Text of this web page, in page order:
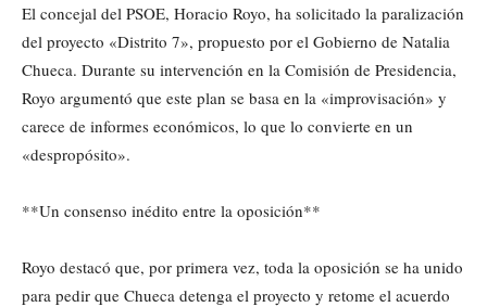
El concejal del PSOE, Horacio Royo, ha solicitado la paralización
del proyecto «Distrito 7», propuesto por el Gobierno de Natalia
Chueca. Durante su intervención en la Comisión de Presidencia,
Royo argumentó que este plan se basa en la «improvisación» y
carece de informes económicos, lo que lo convierte en un
«despropósito».
**Un consenso inédito entre la oposición**
Royo destacó que, por primera vez, toda la oposición se ha unido
para pedir que Chueca detenga el proyecto y retome el acuerdo